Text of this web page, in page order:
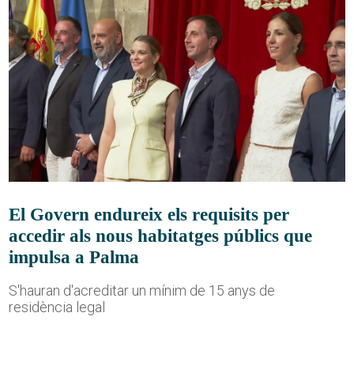
El Govern endureix els requisits per
accedir als nous habitatges públics que
impulsa a Palma
S'hauran d'acreditar un mínim de 15 anys de
residència legal